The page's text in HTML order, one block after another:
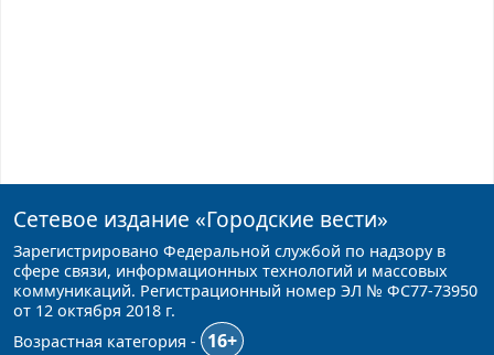
Сетевое издание «Городские вести»
Зарегистрировано Федеральной службой по надзору в
сфере связи, информационных технологий и массовых
коммуникаций. Регистрационный номер ЭЛ № ФС77-73950
от 12 октября 2018 г.
Возрастная категория -
16+